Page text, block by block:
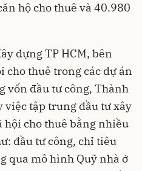
hộ cho thuê và 40.980
dựng TP HCM, bên
cho thuê trong các dự án
vốn đầu tư công, Thành
việc tập trung đầu tư xây
hội cho thuê bằng nhiều
đầu tư công, chỉ tiêu
qua mô hình Quỹ nhà ở